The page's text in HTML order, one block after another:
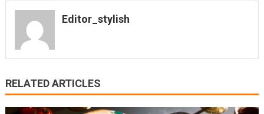
Editor_stylish
RELATED ARTICLES